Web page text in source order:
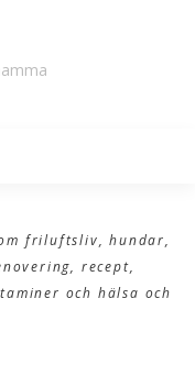
friluftsliv, hundar,
recept,
och hälsa och